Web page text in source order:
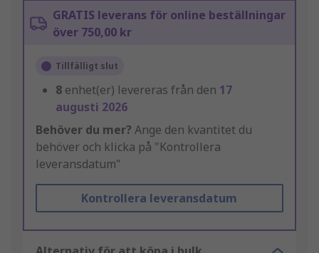
GRATIS leverans för online beställningar
över 750,00 kr
Tillfälligt slut
8 enhet(er) levereras från den 17
augusti 2026
Behöver du mer? Ange den kvantitet du
behöver och klicka på "Kontrollera
leveransdatum"
Kontrollera leveransdatum